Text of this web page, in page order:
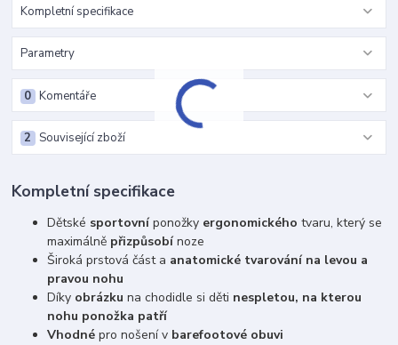
Kompletní specifikace
Parametry
Komentáře
0
Související zboží
2
Kompletní specifikace
Dětské sportovníponožky ergonomického tvaru, který se
maximálně přizpůsobínoze
Široká prstová část a anatomické tvarování na levou a
pravou nohu
Díky obrázku na chodidle si děti nespletou, na kterou
nohu ponožka patří
Vhodnépro nošení v barefootové obuvi